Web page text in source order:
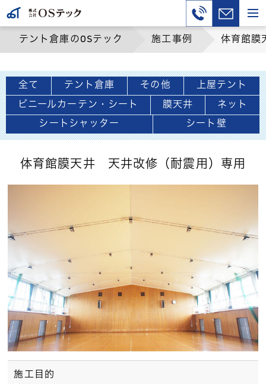
テント倉庫のOSテック 施工事例 体育館膜
全て テント倉庫 その他 上屋テント
ビニールカーテン・シート 膜天井 ネット
シートシャッター シート壁
体育館膜天井 天井改修（耐震用）専用
施工目的